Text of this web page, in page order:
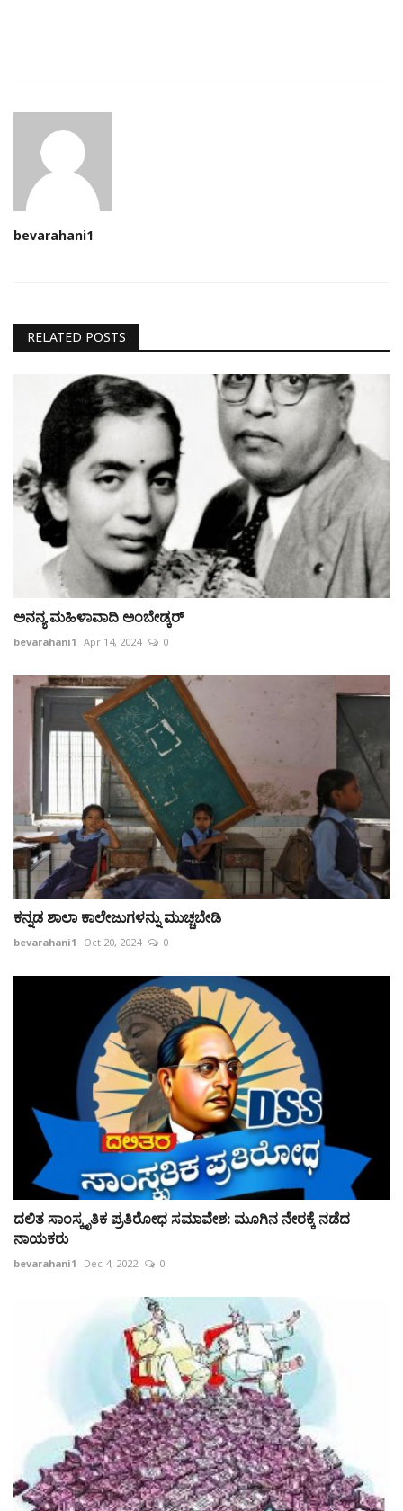
bevarahani1
RELATED POSTS
ಅನನ್ಯ ಮಹಿಳಾವಾದಿ ಅಂಬೇಡ್ಕರ್
bevarahani1 Apr 14, 2024 0
ಕನ್ನಡ ಶಾಲಾ ಕಾಲೇಜುಗಳನ್ನು ಮುಚ್ಚಬೇಡಿ
bevarahani1 Oct 20, 2024 0
ದಲಿತ ಸಾಂಸ್ಕೃತಿಕ ಪ್ರತಿರೋಧ ಸಮಾವೇಶ: ಮೂಗಿನ ನೇರಕ್ಕೆ ನಡೆದ
ನಾಯಕರು
bevarahani1 Dec 4, 2022 0